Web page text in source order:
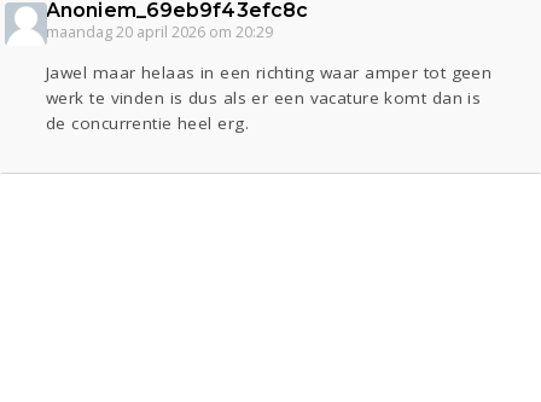
Anoniem_69eb9f43efc8c
maandag 20 april 2026 om 20:29
Jawel maar helaas in een richting waar amper tot geen
werk te vinden is dus als er een vacature komt dan is
de concurrentie heel erg.